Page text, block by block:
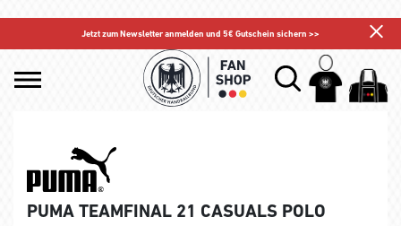
Jetzt zum Newsletter anmelden und 5€ Gutschein sichern >>
PUMA TEAMFINAL 21 CASUALS POLO